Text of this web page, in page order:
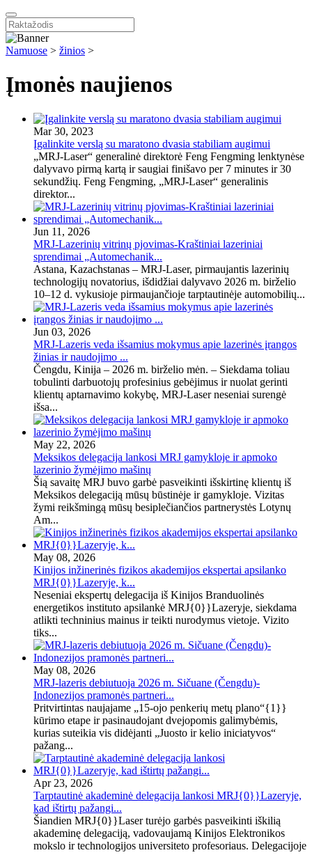
Namuose > žinios >
Įmonės naujienos
Mar 30, 2023
Įgalinkite verslą su maratono dvasia stabiliam augimui
„MRJ-Laser“ generalinė direktorė Feng Fengming lenktynėse
dalyvavo pirmą kartą ir saugiai finišavo per 7 minutes ir 30
sekundžių. Feng Fengming, „MRJ-Laser“ generalinis
direktor...
Jun 11, 2026
MRJ-Lazerinių vitrinų pjovimas-Kraštiniai lazeriniai
sprendimai „Automechanik...
Astana, Kazachstanas – MRJ-Laser, pirmaujantis lazerinių
technologijų novatorius, išdidžiai dalyvavo 2026 m. birželio
10–12 d. vykusioje pirmaujančioje tarptautinėje automobilių...
Jun 03, 2026
MRJ-Lazeris veda išsamius mokymus apie lazerinės įrangos
žinias ir naudojimo ...
Čengdu, Kinija – 2026 m. birželio mėn. – Siekdama toliau
tobulinti darbuotojų profesinius gebėjimus ir nuolat gerinti
klientų aptarnavimo kokybę, MRJ-Laser neseniai surengė
išsa...
May 22, 2026
Meksikos delegacija lankosi MRJ gamykloje ir apmoko
lazerinio žymėjimo mašinų
Šią savaitę MRJ buvo garbė pasveikinti išskirtinę klientų iš
Meksikos delegaciją mūsų būstinėje ir gamykloje. Vizitas
žymi reikšmingą mūsų besiplečiančios partnerystės Lotynų
Am...
May 08, 2026
Kinijos inžinerinės fizikos akademijos ekspertai apsilanko
MRJ{0}}Lazeryje, k...
Neseniai ekspertų delegacija iš Kinijos Branduolinės
energetikos instituto apsilankė MRJ{0}}Lazeryje, siekdama
atlikti techninius mainus ir teikti nurodymus vietoje. Vizito
tiks...
May 08, 2026
MRJ-lazeris debiutuoja 2026 m. Sičuane (Čengdu)-
Indonezijos pramonės partneri...
Pritvirtintas naujajame „15-ojo penkerių metų plano“{1}}
kūrimo etape ir pasinaudojant dvejopomis galimybėmis,
kurias suteikia vis didėjanti „Juosto ir kelio iniciatyvos“
pažang...
Apr 23, 2026
Tarptautinė akademinė delegacija lankosi MRJ{0}}Lazeryje,
kad ištirtų pažangi...
Šiandien MRJ{0}}Laser turėjo garbės pasveikinti iškilią
akademinę delegaciją, vadovaujamą Kinijos Elektronikos
mokslo ir technologijos universiteto profesoriaus. Delegacijoje